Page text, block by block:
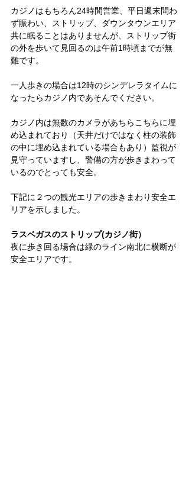
カジノはもちろん24時間営業、平日週末問わ
ず賑わい、ストリップ、ダウンタウンエリア
共に眠ることはありませんが、ストリップ街
の外を歩いて見回るのは午前1時頃までが無
難です。
一人歩きの場合は12時のシンデレラタイムに
なったらカジノ内であそんでください。
カジノ内は無数のカメラがあちらこちらに埋
め込まれており（天井だけではなく柱の装飾
の中に埋め込まれている場合もあり）監視が
見守っていますし、警備の方が歩きまわって
いるのでとっても安全。
下記に２つの観光エリアの歩きまわり安全エ
リアを示しました。
ラスベガスのストリップ(カジノ街）
夜に歩き回る場合は緑のライン南北に横断が
安全エリアです。